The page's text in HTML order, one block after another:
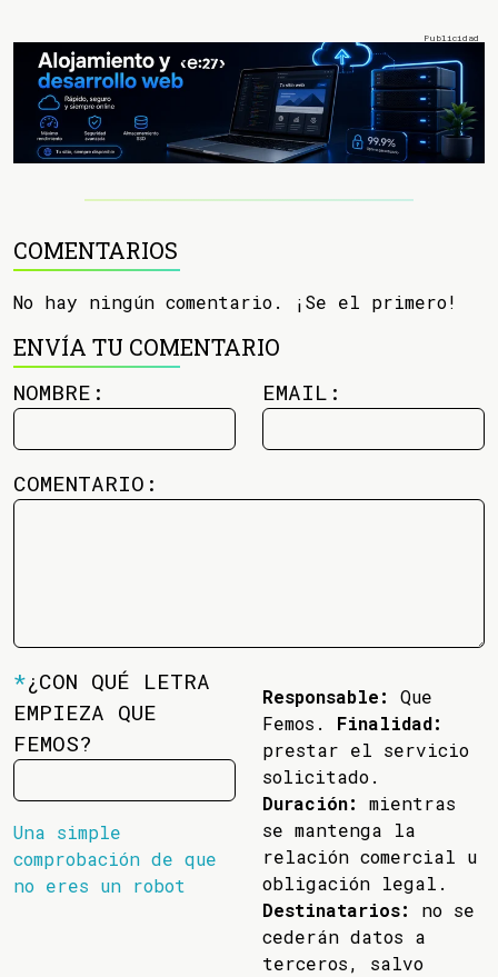
COMENTARIOS
No hay ningún comentario. ¡Se el primero!
ENVÍA TU COMENTARIO
NOMBRE: EMAIL:
COMENTARIO:
*¿CON QUÉ LETRA
EMPIEZA QUE
FEMOS?
Una simple
comprobación de que
no eres un robot
Responsable:
Que
Femos. Finalidad:
prestar el servicio
solicitado.
Duración:
mientras
se mantenga la
relación comercial u
obligación legal.
Destinatarios:
no se
cederán datos a
terceros, salvo